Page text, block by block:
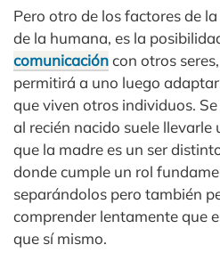
Pero otro de los factores de
de la humana, es la
comunicacióncon otros
permitirá a uno luego
que viven otros individuos.
al recién nacido suele
que la madre es un ser
donde cumple un rol
separándolos pero también
comprender lentamente que
que sí mismo.